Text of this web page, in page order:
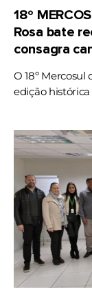
18º
Rosa bate
consagra
O 18º
edição